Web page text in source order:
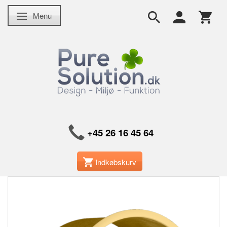
Skifte navigation
Menu
+45 26 16 45 64
Indkøbskurv